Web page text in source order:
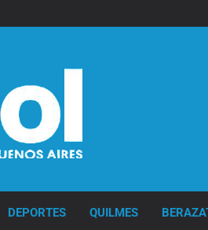
DEPORTES QUILMES